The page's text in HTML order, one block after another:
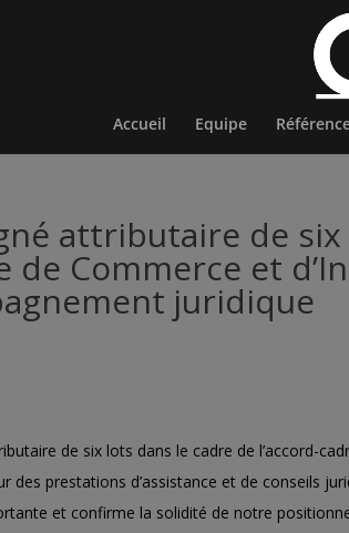
Accueil Equipe
attributaire de
de Commerce et
juridique
de six lots dans le cadre de l’accord-
des prestations d’assistance et de conseils
et confirme la solidité de notre